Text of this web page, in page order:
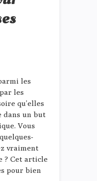
les
les
qu’elles
dans un but
Vous
vraiment
? Cet article
pour bien